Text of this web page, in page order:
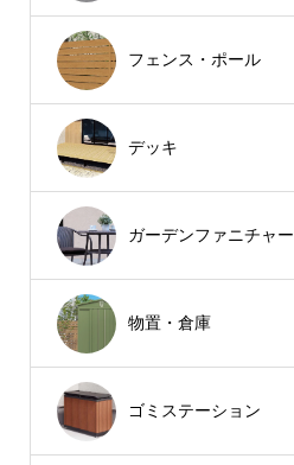
フェンス・ポール
デッキ
ガーデンファニチャー
物置・倉庫
ゴミステーション